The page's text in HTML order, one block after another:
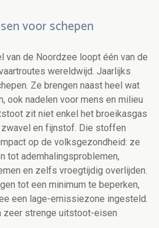
voor schepen
van de Noordzee loopt één van de
wereldwijd. Jaarlijks
Ze brengen naast heel wat
ook nadelen voor mens en milieu
zit niet enkel het broeikasgas
zwavel en fijnstof. Die stoffen
op de volksgezondheid: ze
tot ademhalingsproblemen,
en zelfs vroegtijdig overlijden.
tot een minimum te beperken,
een lage-emissiezone ingesteld.
zeer strenge uitstoot-eisen